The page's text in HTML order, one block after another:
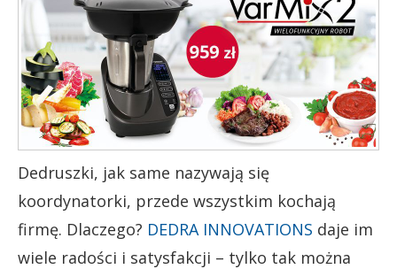
Dedruszki, jak same nazywają się
koordynatorki, przede wszystkim kochają
firmę. Dlaczego? DEDRA INNOVATIONS daje im
wiele radości i satysfakcji – tylko tak można